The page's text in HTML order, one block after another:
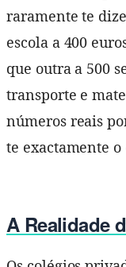
raramente te
escola a 400
que outra a 500
transporte e
números reais
te exactamente
A Realidade